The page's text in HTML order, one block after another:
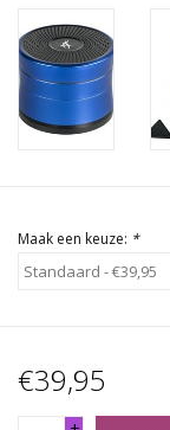
Maak een keuze: *
€39,95